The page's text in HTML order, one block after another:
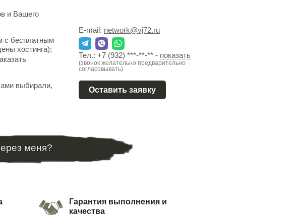
и Вашего
с бесплатным
хостинга);
выбирали,
E-mail: network@vj72.ru
Тел.: +7 (932) ***-**-** - показать
(звонок желательно предварительно
согласовывать)
Оставить заявку
меня?
Гарантия выполнения и
качества